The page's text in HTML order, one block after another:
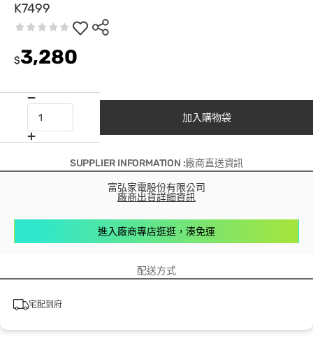
K7499
$3,280
加入購物袋
SUPPLIER INFORMATION :廠商直送資訊
富弘家電股份有限公司
廠商出貨詳細資訊
進入廠商專店逛逛，湊免運
配送方式
宅配到府